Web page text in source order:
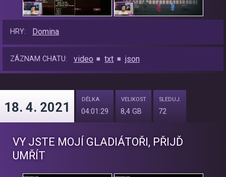
HRY: Domina
ZÁZNAM CHATU: video txt json
18. 4. 2021
DÉLKA
04:01:29
VELIKOST
8,4 GB
SLEDUJ.
72
VY JSTE MOJÍ GLADIÁTOŘI, PŘIJĎ
UMŘÍT